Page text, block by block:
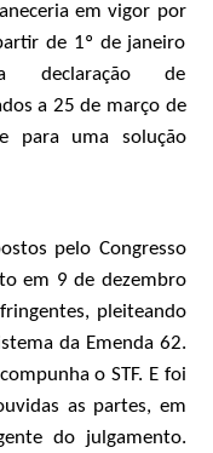
em vigor por
de 1º de janeiro
de
a 25 de março de
para uma solução
pelo Congresso
em 9 de dezembro
pleiteando
da Emenda 62.
o STF. E foi
as partes, em
do julgamento.